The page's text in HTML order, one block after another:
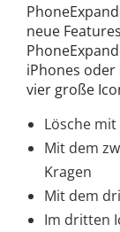
neue
iPhones oder
vier große
Lösche
Mit dem
Kragen
Mit dem
Im dritten